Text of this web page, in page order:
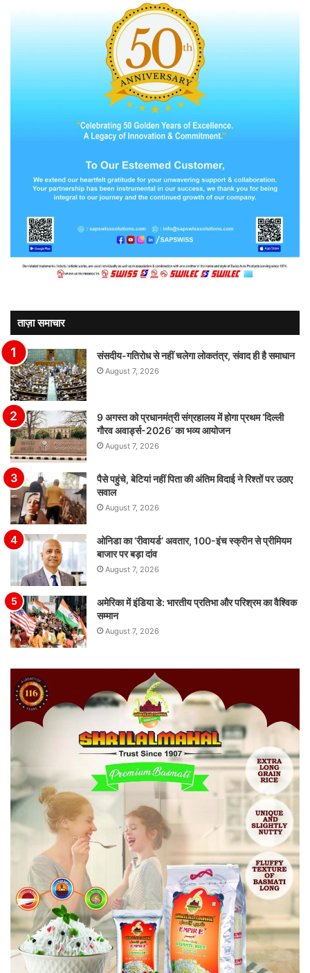
ताज़ा समाचार
संसदीय-गतिरोध से नहीं चलेगा लोकतंत्र, संवाद ही है समाधान
August 7, 2026
9 अगस्त को प्रधानमंत्री संग्रहालय में होगा प्रथम ‘दिल्ली
गौरव अवार्ड्स-2026’ का भव्य आयोजन
August 7, 2026
पैसे पहुंचे, बेटियां नहीं पिता की अंतिम विदाई ने रिश्तों पर उठाए
सवाल
August 7, 2026
ओनिडा का ‘रीवायर्ड’ अवतार, 100-इंच स्क्रीन से प्रीमियम
बाजार पर बड़ा दांव
August 7, 2026
अमेरिका में इंडिया डे: भारतीय प्रतिभा और परिश्रम का वैश्विक
सम्मान
August 7, 2026